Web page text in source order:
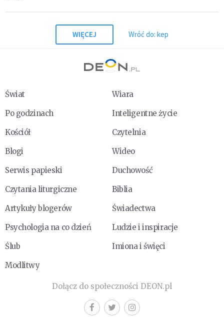
WIĘCEJ Wróć do: kep
Świat
Wiara
Po godzinach
Inteligentne życie
Kościół
Czytelnia
Blogi
Wideo
Serwis papieski
Duchowość
Czytania liturgiczne
Biblia
Artykuły blogerów
Świadectwa
Psychologia na co dzień
Ludzie i inspiracje
Ślub
Imiona i święci
Modlitwy
Dołącz do społeczności DEON.pl